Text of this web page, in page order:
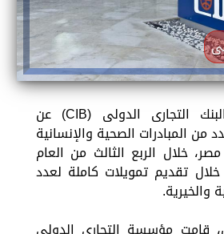
أعلنت مؤسسة البنك التجارى الدولى (CIB) عن
من المبادرات الصحية والإنسانية
خلال الربع الثالث من العام
تقديم تمويلات كاملة لعدد
والخيرية.